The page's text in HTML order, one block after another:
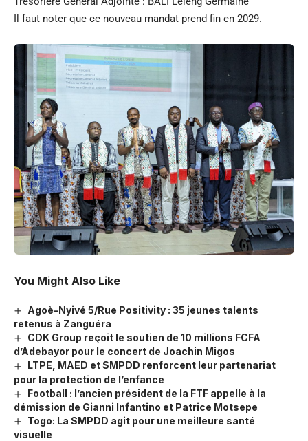
Il faut noter que ce nouveau mandat prend fin en 2029.
You Might Also Like
Agoè-Nyivé 5/Rue Positivity : 35 jeunes talents
retenus à Zanguéra
CDK Group reçoit le soutien de 10 millions FCFA
d’Adebayor pour le concert de Joachin Migos
LTPE, MAED et SMPDD renforcent leur partenariat
pour la protection de l’enfance
Football : l’ancien président de la FTF appelle à la
démission de Gianni Infantino et Patrice Motsepe
Togo: La SMPDD agit pour une meilleure santé
visuelle